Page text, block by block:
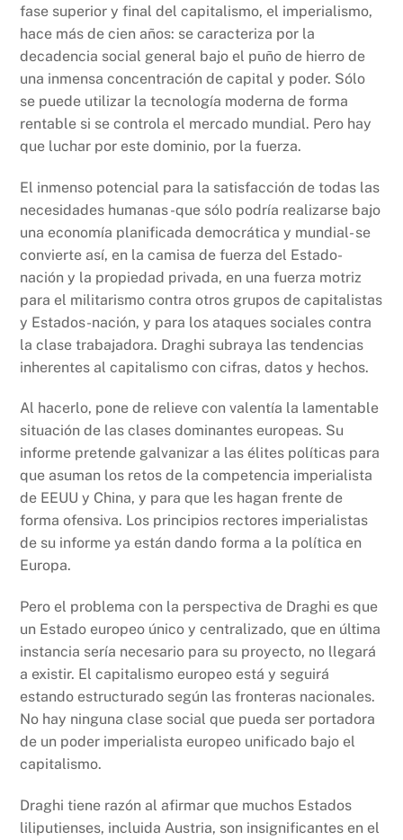
fase superior y final del capitalismo, el imperialismo,
hace más de cien años: se caracteriza por la
decadencia social general bajo el puño de hierro de
una inmensa concentración de capital y poder. Sólo
se puede utilizar la tecnología moderna de forma
rentable si se controla el mercado mundial. Pero hay
que luchar por este dominio, por la fuerza.
El inmenso potencial para la satisfacción de todas las
necesidades humanas -que sólo podría realizarse bajo
una economía planificada democrática y mundial- se
convierte así, en la camisa de fuerza del Estado-
nación y la propiedad privada, en una fuerza motriz
para el militarismo contra otros grupos de capitalistas
y Estados-nación, y para los ataques sociales contra
la clase trabajadora. Draghi subraya las tendencias
inherentes al capitalismo con cifras, datos y hechos.
Al hacerlo, pone de relieve con valentía la lamentable
situación de las clases dominantes europeas. Su
informe pretende galvanizar a las élites políticas para
que asuman los retos de la competencia imperialista
de EEUU y China, y para que les hagan frente de
forma ofensiva. Los principios rectores imperialistas
de su informe ya están dando forma a la política en
Europa.
Pero el problema con la perspectiva de Draghi es que
un Estado europeo único y centralizado, que en última
instancia sería necesario para su proyecto, no llegará
a existir. El capitalismo europeo está y seguirá
estando estructurado según las fronteras nacionales.
No hay ninguna clase social que pueda ser portadora
de un poder imperialista europeo unificado bajo el
capitalismo.
Draghi tiene razón al afirmar que muchos Estados
liliputienses, incluida Austria, son insignificantes en el